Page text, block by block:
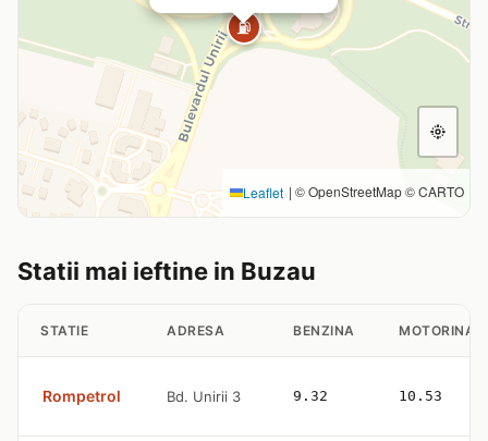
⛽
Leaflet | © OpenStreetMap © CARTO
Statii mai ieftine in Buzau
STATIE ADRESA BENZINA MOTORINA
Rompetrol Bd. Unirii 3 9.32 10.53